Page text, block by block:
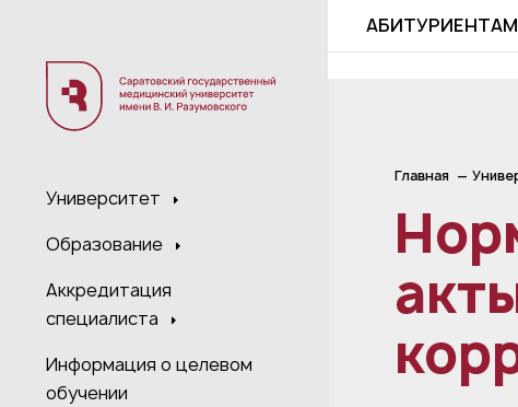
Университет
Образование
Аккредитация
специалиста
Информация о целевом
обучении
АБИТУРИЕНТАМ
Главная